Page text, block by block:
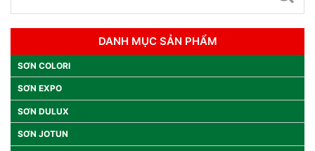
DANH MỤC SẢN PHẨM
SƠN COLORI
SƠN EXPO
SƠN DULUX
SƠN JOTUN